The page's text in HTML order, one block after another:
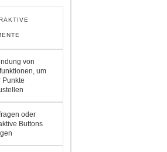
von
um
Punkte
oder
Buttons